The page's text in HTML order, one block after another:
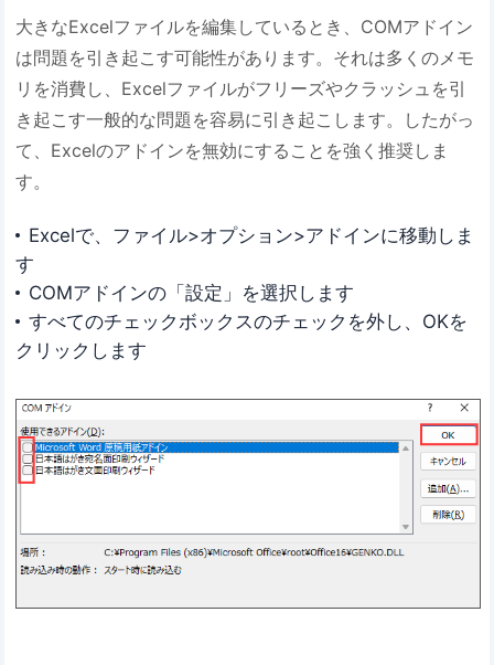
大きなExcelファイルを編集しているとき、COMアドイン
は問題を引き起こす可能性があります。それは多くのメモ
リを消費し、Excelファイルがフリーズやクラッシュを引
き起こす一般的な問題を容易に引き起こします。したがっ
て、Excelのアドインを無効にすることを強く推奨しま
す。
Excelで、ファイル>オプション>アドインに移動しま
す
COMアドインの「設定」を選択します
すべてのチェックボックスのチェックを外し、OKを
クリックします